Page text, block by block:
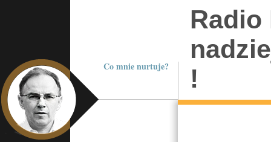
Co mnie nurtuje?
Radio
!